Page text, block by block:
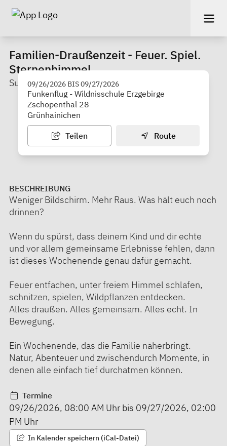
Familien-Draußenzeit - Feuer. Spiel.
Sternenhimmel.
Susann Kretzschmar - Ungezähmt
09/26/2026 BIS09/27/2026
Funkenflug - Wildnisschule Erzgebirge
Zschopenthal 28
Grünhainichen
Teilen Route
BESCHREIBUNG
Weniger Bildschirm. Mehr Raus. Was hält euch noch
drinnen?
Wenn du spürst, dass deinem Kind und dir echte
und vor allem gemeinsame Erlebnisse fehlen, dann
ist dieses Wochenende genau dafür gemacht.
Feuer entfachen, unter freiem Himmel schlafen,
schnitzen, spielen, Wildpflanzen entdecken.
Alles draußen. Alles gemeinsam. Alles echt. In
Bewegung.
Ein Wochenende, das die Familie näherbringt.
Natur, Abenteuer und zwischendurch Momente, in
denen alle einfach tief durchatmen können.
Termine
09/26/2026, 08:00 AM Uhr bis 09/27/2026, 02:00
PM Uhr
In Kalender speichern (iCal-Datei)